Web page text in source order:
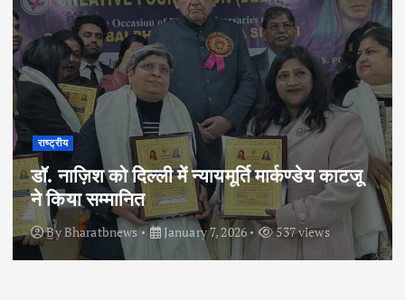
राष्ट्रीय
डॉ. नाज़िश को दिल्ली में न्यायमूर्ति मार्कण्डेय काटजू
ने किया सम्मानित
ByBharatbnews January 7, 2026 537 views